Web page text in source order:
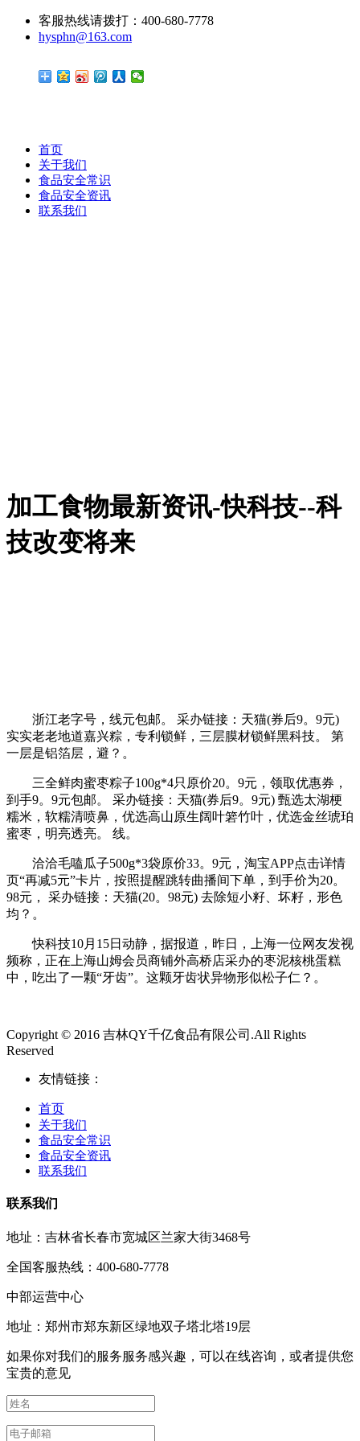
客服热线请拨打：400-680-7778
hysphn@163.com
首页
关于我们
食品安全常识
食品安全资讯
联系我们
加工食物最新资讯-快科技--科
技改变将来
浙江老字号，线元包邮。 采办链接：天猫(券后9。9元)
实实老老地道嘉兴粽，专利锁鲜，三层膜材锁鲜黑科技。 第
一层是铝箔层，避？。
三全鲜肉蜜枣粽子100g*4只原价20。9元，领取优惠券，
到手9。9元包邮。 采办链接：天猫(券后9。9元) 甄选太湖梗
糯米，软糯清喷鼻，优选高山原生阔叶箬竹叶，优选金丝琥珀
蜜枣，明亮透亮。 线。
洽洽毛嗑瓜子500g*3袋原价33。9元，淘宝APP点击详情
页“再减5元”卡片，按照提醒跳转曲播间下单，到手价为20。
98元， 采办链接：天猫(20。98元) 去除短小籽、坏籽，形色
均？。
快科技10月15日动静，据报道，昨日，上海一位网友发视
频称，正在上海山姆会员商铺外高桥店采办的枣泥核桃蛋糕
中，吃出了一颗“牙齿”。这颗牙齿状异物形似松子仁？。
Copyright © 2016 吉林QY千亿食品有限公司.All Rights
Reserved
友情链接：
首页
关于我们
食品安全常识
食品安全资讯
联系我们
联系我们
地址：吉林省长春市宽城区兰家大街3468号
全国客服热线：400-680-7778
中部运营中心
地址：郑州市郑东新区绿地双子塔北塔19层
如果你对我们的服务服务感兴趣，可以在线咨询，或者提供您
宝贵的意见